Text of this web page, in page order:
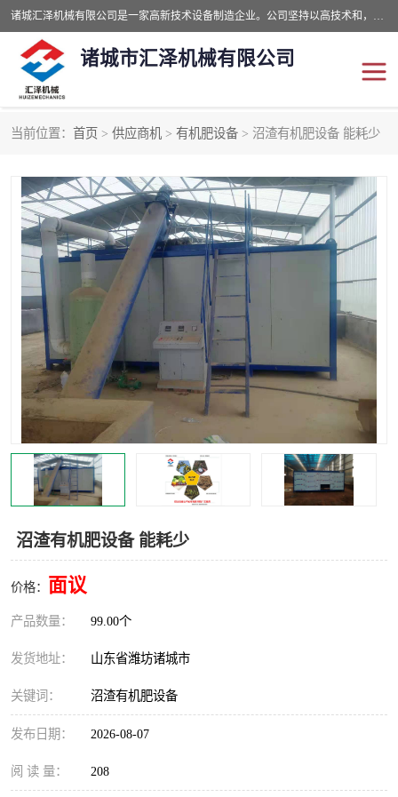
诸城汇泽机械有限公司是一家高新技术设备制造企业。公司坚持以高技术和，高服务于用户，以的环保机械制造设备赢的用户的信赖。现在主要生产死亡畜禽无害化处理和立式和卧式有机肥设备，搅拌机，烘干机，高温发酵机等。污水处理设备，固液分离机。气浮机，化制机等。公司秉承品质，用户至上，科技创新的经营理。
诸城市汇泽机械有限公司
当前位置： 首页 > 供应商机 > 有机肥设备 > 沼渣有机肥设备 能耗少
沼渣有机肥设备 能耗少
价格： 面议
产品数量： 99.00个
发货地址： 山东省潍坊诸城市
关键词： 沼渣有机肥设备
发布日期： 2026-08-07
阅 读 量： 208
鸡粪发酵机 有机肥设备
纳米膜好氧发酵堆肥机 粪污烘干酶体机
膜式堆肥机 纳米膜发酵
膜式发酵仓 分子膜堆肥仓
分子膜发酵堆肥设备